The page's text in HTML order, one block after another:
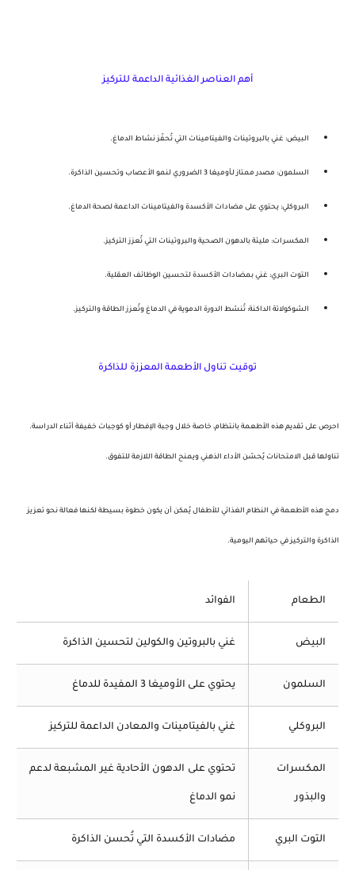
أهم العناصر الغذائية الداعمة للتركيز
البيض: غني بالبروتينات والفيتامينات التي تُحفّز نشاط الدماغ.
السلمون: مصدر ممتاز لـأوميغا 3 الضروري لنمو الأعصاب وتحسين الذاكرة.
البروكلي: يحتوي على مضادات الأكسدة والفيتامينات الداعمة لصحة الدماغ.
المكسرات: مليئة بالدهون الصحية والبروتينات التي تُعزز التركيز.
التوت البري: غني بمضادات الأكسدة لتحسين الوظائف العقلية.
الشوكولاتة الداكنة: تُنشط الدورة الدموية في الدماغ وتُعزز الطاقة والتركيز.
توقيت تناول الأطعمة المعززة للذاكرة
احرص على تقديم هذه الأطعمة بانتظام، خاصة خلال وجبة الإفطار أو كوجبات خفيفة أثناء الدراسة.
تناولها قبل الامتحانات يُحسّن الأداء الذهني ويمنح الطاقة اللازمة للتفوق.
دمج هذه الأطعمة في النظام الغذائي للأطفال يُمكن أن يكون خطوة بسيطة لكنها فعالة نحو تعزيز
الذاكرة والتركيز في حياتهم اليومية.
الطعام الفوائد
البيض غني بالبروتين والكولين لتحسين الذاكرة
السلمون يحتوي على الأوميغا 3 المفيدة للدماغ
البروكلي غني بالفيتامينات والمعادن الداعمة للتركيز
المكسرات
والبذور
تحتوي على الدهون الأحادية غير المشبعة لدعم
نمو الدماغ
التوت البري مضادات الأكسدة التي تُحسن الذاكرة